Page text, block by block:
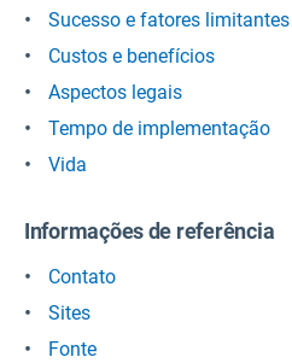
Sucesso e fatores limitantes
Custos e benefícios
Aspectos legais
Tempo de implementação
Vida
Informações de referência
Contato
Sites
Fonte